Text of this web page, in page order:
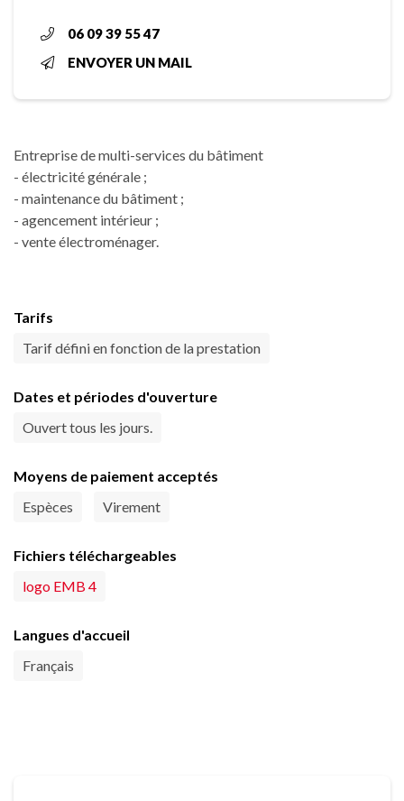
06 09 39 55 47
ENVOYER UN MAIL
Entreprise de multi-services du bâtiment
- électricité générale ;
- maintenance du bâtiment ;
- agencement intérieur ;
- vente électroménager.
Tarifs
Tarif défini en fonction de la prestation
Dates et périodes d'ouverture
Ouvert tous les jours.
Moyens de paiement acceptés
Espèces
Virement
Fichiers téléchargeables
logo EMB 4
Langues d'accueil
Français